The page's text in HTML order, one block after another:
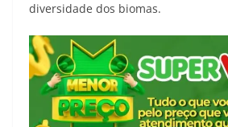
diversidade dos biomas.